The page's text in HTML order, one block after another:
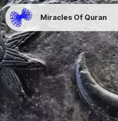
Miracles Of Quran